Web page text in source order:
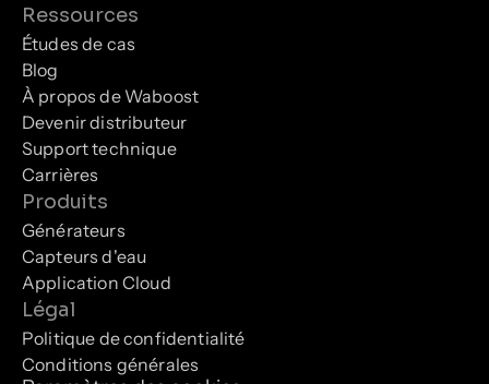
Ressources
Études de cas
Blog
À propos de Waboost
Devenir distributeur
Support technique
Carrières
Produits
Générateurs
Capteurs d'eau
Application Cloud
Légal
Politique de confidentialité
Conditions générales